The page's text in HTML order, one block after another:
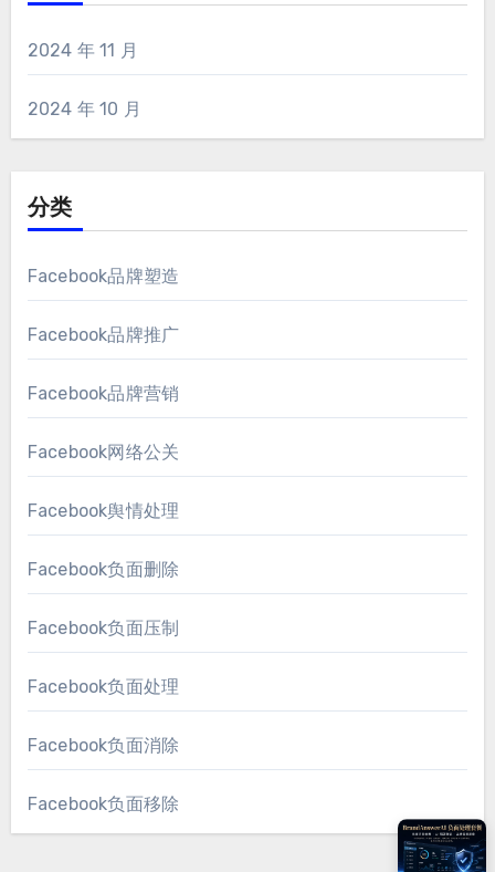
2024 年 11 月
2024 年 10 月
分类
Facebook品牌塑造
Facebook品牌推广
Facebook品牌营销
Facebook网络公关
Facebook舆情处理
Facebook负面删除
Facebook负面压制
Facebook负面处理
Facebook负面消除
Facebook负面移除